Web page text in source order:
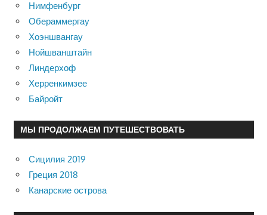
Нимфенбург
Обераммергау
Хоэншвангау
Нойшванштайн
Линдерхоф
Херренкимзее
Байройт
МЫ ПРОДОЛЖАЕМ ПУТЕШЕСТВОВАТЬ
Сицилия 2019
Греция 2018
Канарские острова